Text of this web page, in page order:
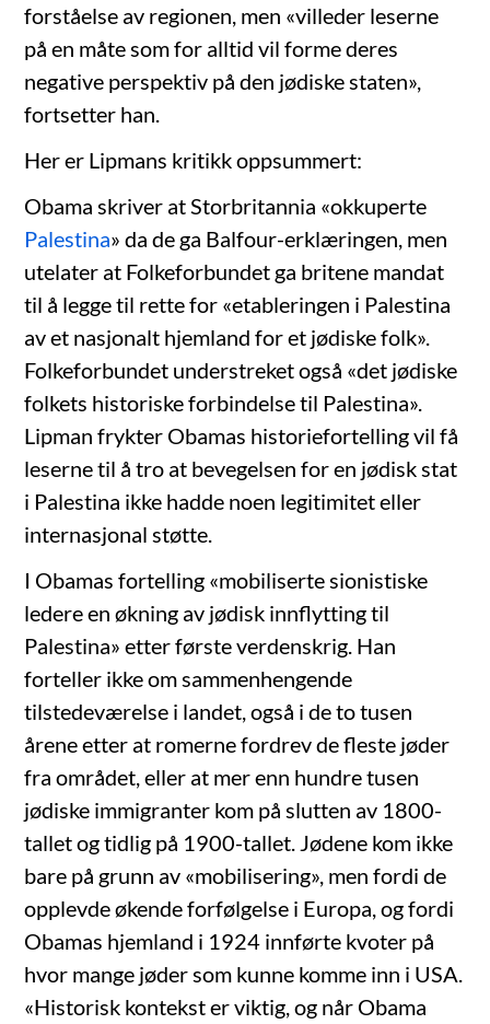
forståelse av regionen, men «villeder leserne
på en måte som for alltid vil forme deres
negative perspektiv på den jødiske staten»,
fortsetter han.
Her er Lipmans kritikk oppsummert:
Obama skriver at Storbritannia «okkuperte
Palestina» da de ga Balfour-erklæringen, men
utelater at Folkeforbundet ga britene mandat
til å legge til rette for «etableringen i Palestina
av et nasjonalt hjemland for et jødiske folk».
Folkeforbundet understreket også «det jødiske
folkets historiske forbindelse til Palestina».
Lipman frykter Obamas historiefortelling vil få
leserne til å tro at bevegelsen for en jødisk stat
i Palestina ikke hadde noen legitimitet eller
internasjonal støtte.
I Obamas fortelling «mobiliserte sionistiske
ledere en økning av jødisk innflytting til
Palestina» etter første verdenskrig. Han
forteller ikke om sammenhengende
tilstedeværelse i landet, også i de to tusen
årene etter at romerne fordrev de fleste jøder
fra området, eller at mer enn hundre tusen
jødiske immigranter kom på slutten av 1800-
tallet og tidlig på 1900-tallet. Jødene kom ikke
bare på grunn av «mobilisering», men fordi de
opplevde økende forfølgelse i Europa, og fordi
Obamas hjemland i 1924 innførte kvoter på
hvor mange jøder som kunne komme inn i USA.
«Historisk kontekst er viktig, og når Obama